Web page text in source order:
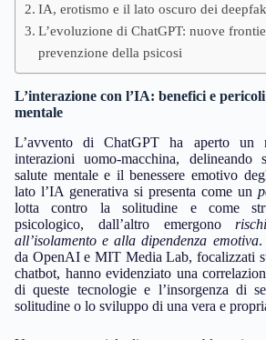
IA, erotismo e il lato oscuro dei
L’evoluzione di ChatGPT: nuove
prevenzione della psicosi
L’interazione con l’IA: benefici e
mentale
L’avvento di ChatGPT ha aperto un
interazioni uomo-macchina,
salute mentale e il benessere emotivo
lato l’IA generativa si presenta come un
lotta contro la solitudine e come
psicologico, dall’altro emergono
all’isolamento e alla dipendenza emotiva.
da OpenAI e MIT Media Lab, focalizzati
chatbot, hanno evidenziato una
di queste tecnologie e l’insorgenza di
solitudine o lo sviluppo di una vera e